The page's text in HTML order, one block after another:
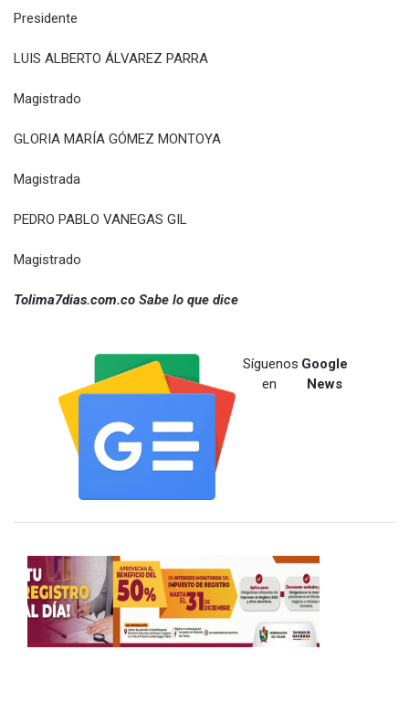
Presidente
LUIS ALBERTO ÁLVAREZ PARRA
Magistrado
GLORIA MARÍA GÓMEZ MONTOYA
Magistrada
PEDRO PABLO VANEGAS GIL
Magistrado
Tolima7dias.com.co Sabe lo que dice
Síguenos
en
Google
News